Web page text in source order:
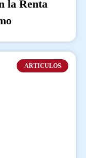
la Renta
ARTICULOS